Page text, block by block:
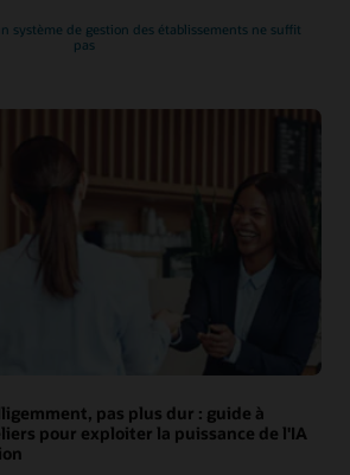
système de gestion des établissements ne suffit
pas
pas plus dur : guide à
pour exploiter la puissance de l'IA